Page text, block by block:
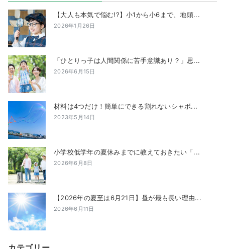
【大人も本気で悩む!?】小1から小6まで、地頭...
2026年1月26日
「ひとりっ子は人間関係に苦手意識あり？」思...
2026年6月15日
材料は4つだけ！簡単にできる割れないシャボ...
2023年5月14日
小学校低学年の夏休みまでに教えておきたい「...
2026年6月8日
【2026年の夏至は6月21日】昼が最も長い理由...
2026年6月11日